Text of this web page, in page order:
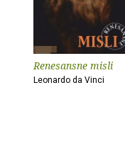
Renesansne misli
Leonardo da Vinci